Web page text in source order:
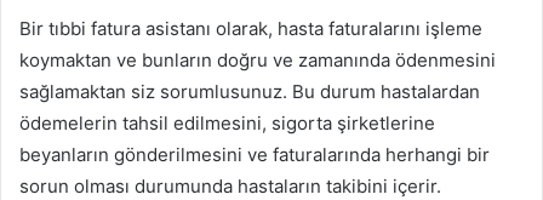
Bir tıbbi fatura asistanı olarak, hasta faturalarını işleme
koymaktan ve bunların doğru ve zamanında ödenmesini
sağlamaktan siz sorumlusunuz. Bu durum hastalardan
ödemelerin tahsil edilmesini, sigorta şirketlerine
beyanların gönderilmesini ve faturalarında herhangi bir
sorun olması durumunda hastaların takibini içerir.